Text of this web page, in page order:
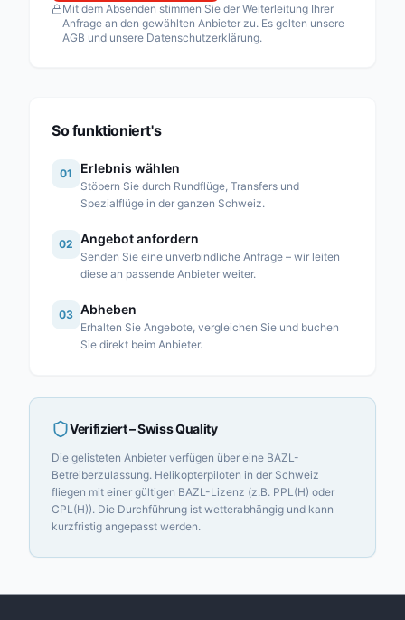
Fuchs Helikopter AG
Heli Sitterdorf AG / Heli Academy
Heli-TV SA
Linth Air Service AG
Mountain Flyers 80 Ltd
Partn’Air Management SA
Rose Helicopter AG
Simplon Air GmbH
Swiss Helicopter AG
Mit dem Absenden stimmen Sie der Weiterleitung Ihrer
Anfrage an den gewählten Anbieter zu. Es gelten unsere
AGB und unsere Datenschutzerklärung.
So funktioniert's
01 Erlebnis wählen
Stöbern Sie durch Rundflüge, Transfers und
Spezialflüge in der ganzen Schweiz.
02 Angebot anfordern
Senden Sie eine unverbindliche Anfrage – wir leiten
diese an passende Anbieter weiter.
03 Abheben
Erhalten Sie Angebote, vergleichen Sie und buchen
Sie direkt beim Anbieter.
Verifiziert– Swiss Quality
Die gelisteten Anbieter verfügen über eine BAZL-
Betreiberzulassung. Helikopterpiloten in der Schweiz
fliegen mit einer gültigen BAZL-Lizenz (z.B. PPL(H) oder
CPL(H)). Die Durchführung ist wetterabhängig und kann
kurzfristig angepasst werden.